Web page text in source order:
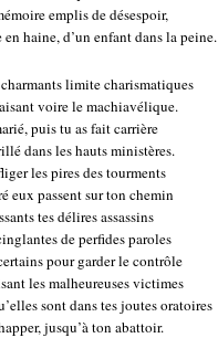
emplis de désespoir,
en haine, d’un enfant dans la peine.
limite charismatiques
voire le machiavélique.
puis tu as fait carrière
dans les hauts ministères.
les pires des tourments
eux passent sur ton chemin
tes délires assassins
de perfides paroles
pour garder le contrôle
les malheureuses victimes
sont dans tes joutes oratoires
jusqu’à ton abattoir.